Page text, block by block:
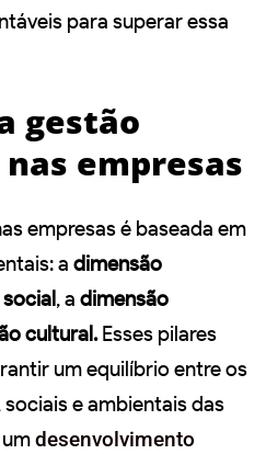
para superar essa
gestão
empresas
empresas é baseada em
a dimensão
, a dimensão
cultural.Esses pilares
um equilíbrio entre os
e ambientais das
desenvolvimento